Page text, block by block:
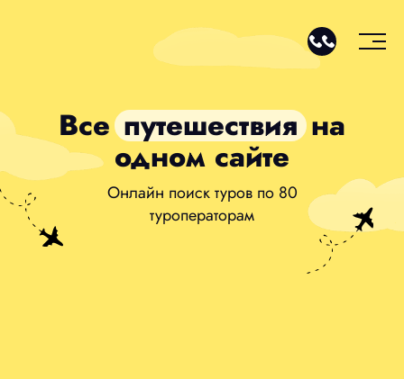
Всепутешествияна
одном сайте
Онлайн поиск туров по 80
туроператорам